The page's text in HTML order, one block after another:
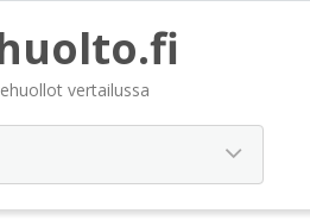
vertailussa